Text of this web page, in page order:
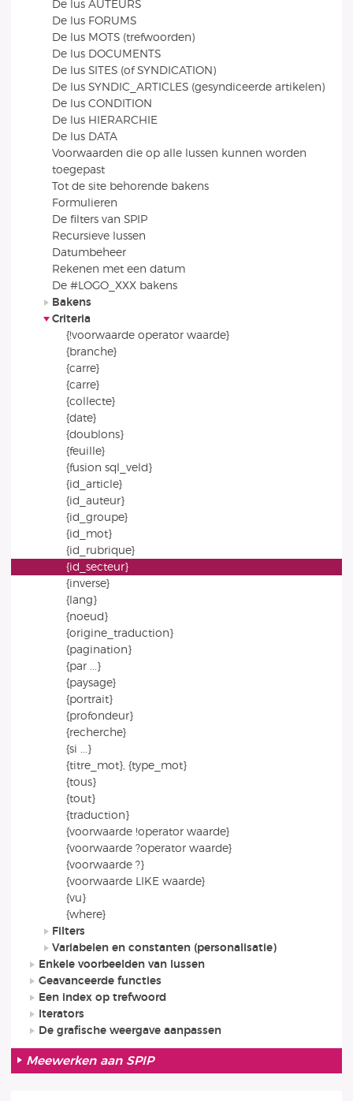
De lus AUTEURS
De lus FORUMS
De lus MOTS (trefwoorden)
De lus DOCUMENTS
De lus SITES (of SYNDICATION)
De lus SYNDIC_ARTICLES (gesyndiceerde artikelen)
De lus CONDITION
De lus HIERARCHIE
De lus DATA
Voorwaarden die op alle lussen kunnen worden
toegepast
Tot de site behorende bakens
Formulieren
De filters van SPIP
Recursieve lussen
Datumbeheer
Rekenen met een datum
De #LOGO_XXX bakens
Bakens
Criteria
{!voorwaarde operator waarde}
{branche}
{carre}
{carre}
{collecte}
{date}
{doublons}
{feuille}
{fusion sql_veld}
{id_article}
{id_auteur}
{id_groupe}
{id_mot}
{id_rubrique}
{id_secteur}
{inverse}
{lang}
{noeud}
{origine_traduction}
{pagination}
{par ...}
{paysage}
{portrait}
{profondeur}
{recherche}
{si ...}
{titre_mot}, {type_mot}
{tous}
{tout}
{traduction}
{voorwaarde !operator waarde}
{voorwaarde ?operator waarde}
{voorwaarde ?}
{voorwaarde LIKE waarde}
{vu}
{where}
Filters
Variabelen en constanten (personalisatie)
Enkele voorbeelden van lussen
Geavanceerde functies
Een index op trefwoord
Iterators
De grafische weergave aanpassen
Meewerken aan SPIP